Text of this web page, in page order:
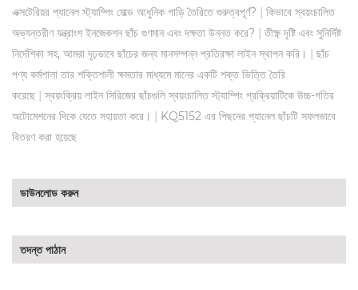
এক্সটেরিয়র প্যানেল স্ট্যাম্পিং মোল্ড আধুনিক গাড়ি তৈরিতে গুরুত্বপূর্ণ? | কিভাবে স্বয়ংচালিত
অভ্যন্তরীণ যন্ত্রাংশ ইনজেকশন ছাঁচ গুণমান এবং দক্ষতা উন্নত করে? |তীক্ষ্ণ দৃষ্টি এবং সুনির্দিষ্ট
নির্দেশিকা সহ, আমরা দৃঢ়ভাবে ছাঁচের জন্য মানসম্পন্ন প্রতিরক্ষা লাইন স্থাপন করি। | ছাঁচ
পণ্য কর্মশালা তার শক্তিশালী ক্ষমতার মাধ্যমে মানের একটি শক্ত ভিত্তি তৈরি
করেছে | স্বয়ংক্রিয় লাইন সিরিজের ছাঁচগুলি স্বয়ংচালিত স্ট্যাম্পিং প্রক্রিয়াটিকে উচ্চ-গতির
অটোমেশনের দিকে যেতে সহায়তা করে। | KQ5152 এর পিছনের প্যানেল ছাঁচটি সফলভাবে
বিতরণ করা হয়েছে
ডাউনলোড করুন
তদন্ত পাঠান